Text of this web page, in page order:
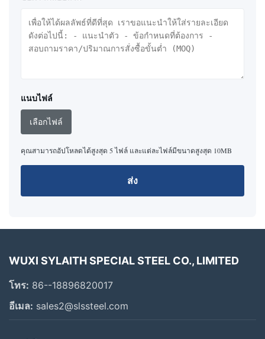
แนบไฟล์
เลือกไฟล์
คุณสามารถอัปโหลดได้สูงสุด 5 ไฟล์ และแต่ละไฟล์มีขนาดสูงสุด 10MB
ส่ง
WUXI SYLAITH SPECIAL STEEL CO., LIMITED
โทร: 86--18896820017
อีเมล: sales2@slssteel.com